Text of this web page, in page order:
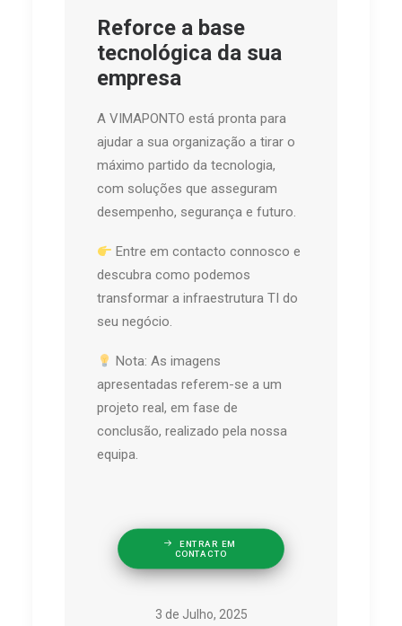
Reforce a base
tecnológica da sua
empresa
A VIMAPONTO está pronta para
ajudar a sua organização a tirar o
máximo partido da tecnologia,
com soluções que asseguram
desempenho, segurança e futuro.
Entre em contacto connosco e
descubra como podemos
transformar a infraestrutura TI do
seu negócio.
Nota: As imagens
apresentadas referem-se a um
projeto real, em fase de
conclusão, realizado pela nossa
equipa.
ENTRAR EM
CONTACTO
3 de Julho, 2025